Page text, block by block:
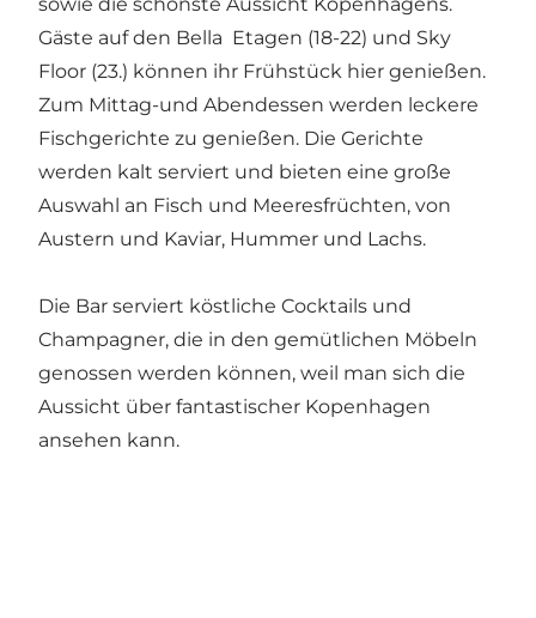
Gäste auf den Bella Etagen (18-22) und Sky
Floor (23.) können ihr Frühstück hier genießen.
Zum Mittag-und Abendessen werden leckere
Fischgerichte zu genießen. Die Gerichte
werden kalt serviert und bieten eine große
Auswahl an Fisch und Meeresfrüchten, von
Austern und Kaviar, Hummer und Lachs.
Die Bar serviert köstliche Cocktails und
Champagner, die in den gemütlichen Möbeln
genossen werden können, weil man sich die
Aussicht über fantastischer Kopenhagen
ansehen kann.